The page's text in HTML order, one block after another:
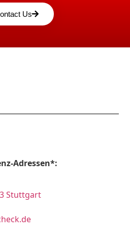
Us
Adressen*:
Stuttgart